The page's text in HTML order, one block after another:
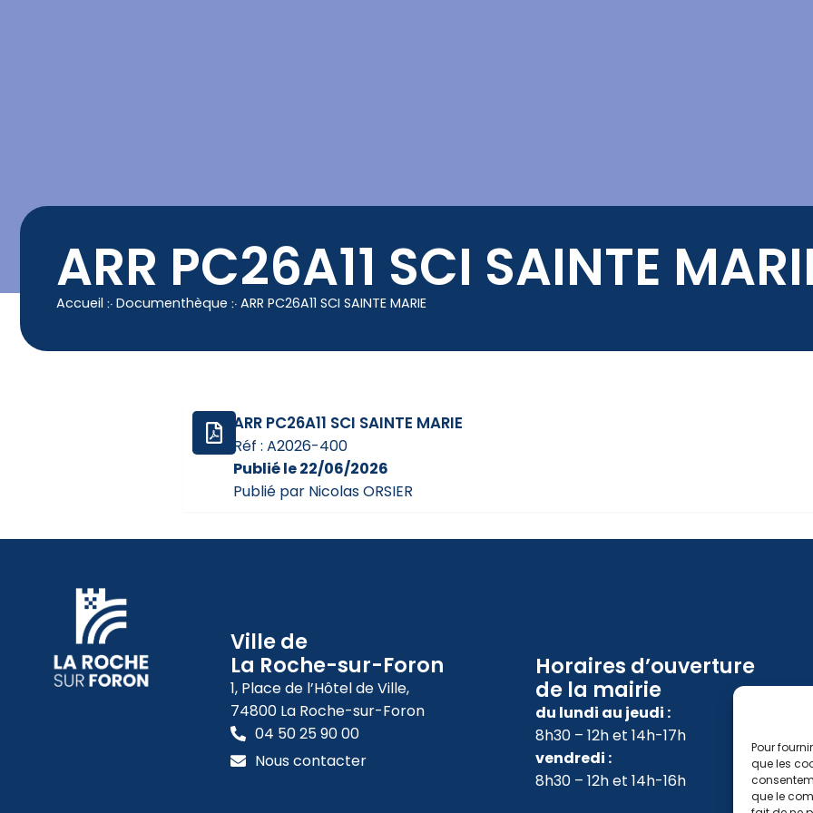
Pour
que les
que le
ARR PC26A11 SCI SAINTE
Accueil ჻ Documenthèque ჻ ARR PC26A11 SCI SAINTE MARIE
ARR PC26A11 SCI SAINTE MARIE
Réf : A2026-400
Publié le 22/06/2026
Publié par Nicolas ORSIER
Ville de
La Roche-sur-Foron
1, Place de l’Hôtel de Ville,
74800 La Roche-sur-Foron
04 50 25 90 00
Nous contacter
Horaires d’ouverture
de la mairie
du lundi au jeudi :
8h30 – 12h et 14h-17h
vendredi :
8h30 – 12h et 14h-16h